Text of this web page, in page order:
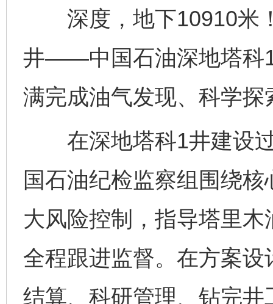
深度，地下10910米
井——中国石油深地塔科
满完成油气发现、科学探
在深地塔科1井建设过
国石油纪检监察组围绕
大风险控制，指导塔里
全程跟进监督。在方案
结算、科研管理、钻完井